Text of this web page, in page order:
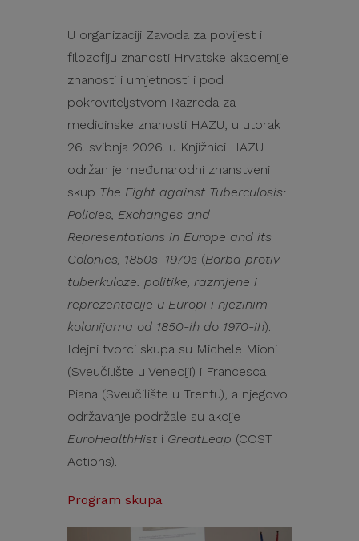
U organizaciji Zavoda za povijest i
filozofiju znanosti Hrvatske akademije
znanosti i umjetnosti i pod
pokroviteljstvom Razreda za
medicinske znanosti HAZU, u utorak
26. svibnja 2026. u Knjižnici HAZU
održan je međunarodni znanstveni
skup The Fight against Tuberculosis:
Policies, Exchanges and
Representations in Europe and its
Colonies, 1850s–1970s (Borba protiv
tuberkuloze: politike, razmjene i
reprezentacije u Europi i njezinim
kolonijama od 1850-ih do 1970-ih).
Idejni tvorci skupa su Michele Mioni
(Sveučilište u Veneciji) i Francesca
Piana (Sveučilište u Trentu), a njegovo
održavanje podržale su akcije
EuroHealthHist i GreatLeap (COST
Actions).
Program skupa